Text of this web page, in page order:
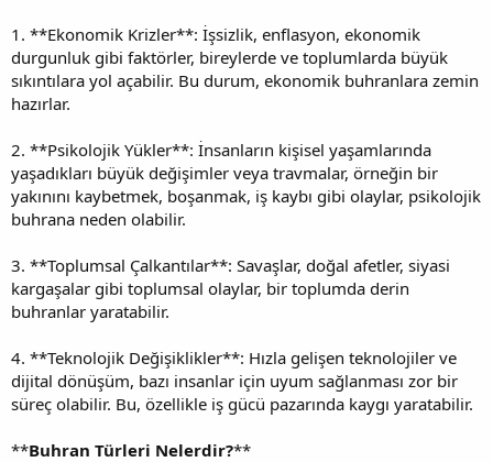
1. **Ekonomik Krizler**: İşsizlik, enflasyon, ekonomik
durgunluk gibi faktörler, bireylerde ve toplumlarda büyük
sıkıntılara yol açabilir. Bu durum, ekonomik buhranlara zemin
hazırlar.
2. **Psikolojik Yükler**: İnsanların kişisel yaşamlarında
yaşadıkları büyük değişimler veya travmalar, örneğin bir
yakınını kaybetmek, boşanmak, iş kaybı gibi olaylar, psikolojik
buhrana neden olabilir.
3. **Toplumsal Çalkantılar**: Savaşlar, doğal afetler, siyasi
kargaşalar gibi toplumsal olaylar, bir toplumda derin
buhranlar yaratabilir.
4. **Teknolojik Değişiklikler**: Hızla gelişen teknolojiler ve
dijital dönüşüm, bazı insanlar için uyum sağlanması zor bir
süreç olabilir. Bu, özellikle iş gücü pazarında kaygı yaratabilir.
**Buhran Türleri Nelerdir?**